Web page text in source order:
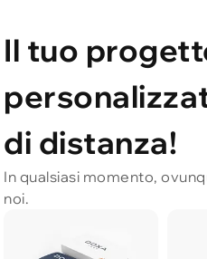
Il tuo
di distanza!
In qualsiasi momento,
noi.